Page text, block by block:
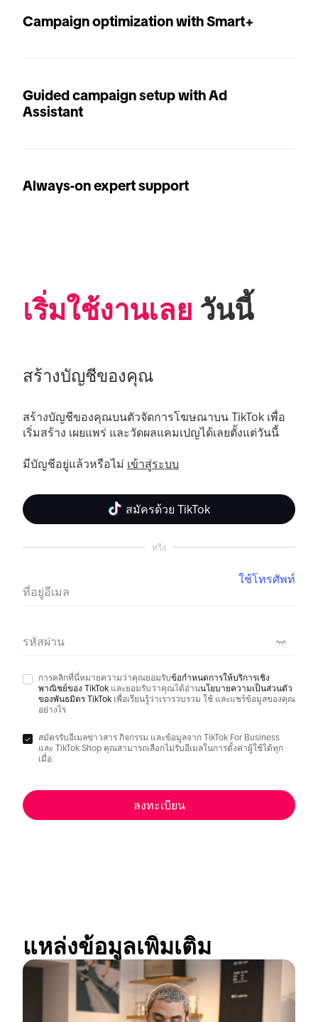
Campaign optimization with Smart+
Guided campaign setup with Ad
Assistant
Always-on expert support
เริ่มใช้งานเลย วันนี้
สร้างบัญชีของคุณ
สร้างบัญชีของคุณบนตัวจัดการโฆษณาบน TikTok เพื่อ
เริ่มสร้าง เผยแพร่ และวัดผลแคมเปญได้เลยตั้งแต่วันนี้
มีบัญชีอยู่แล้วหรือไม่ เข้าสู่ระบบ
สมัครด้วย TikTok
หรือ
ที่อยู่อีเมล
ใช้โทรศัพท์
รหัสผ่าน
การคลิกที่นี่หมายความว่าคุณยอมรับข้อกำหนดการให้บริการเชิง
พาณิชย์ของ TikTok และยอมรับว่าคุณได้อ่านนโยบายความเป็นส่วนตัว
ของพันธมิตร TikTok เพื่อเรียนรู้ว่าเรารวบรวม ใช้ และแชร์ข้อมูลของคุณ
อย่างไร
สมัครรับอีเมลข่าวสาร กิจกรรม และข้อมูลจาก TikTok For Business
และ TikTok Shop คุณสามารถเลือกไม่รับอีเมลในการตั้งค่าผู้ใช้ได้ทุก
เมื่อ
ลงทะเบียน
แหล่งข้อมูลเพิ่มเติม